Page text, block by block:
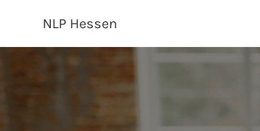
NLP Hessen